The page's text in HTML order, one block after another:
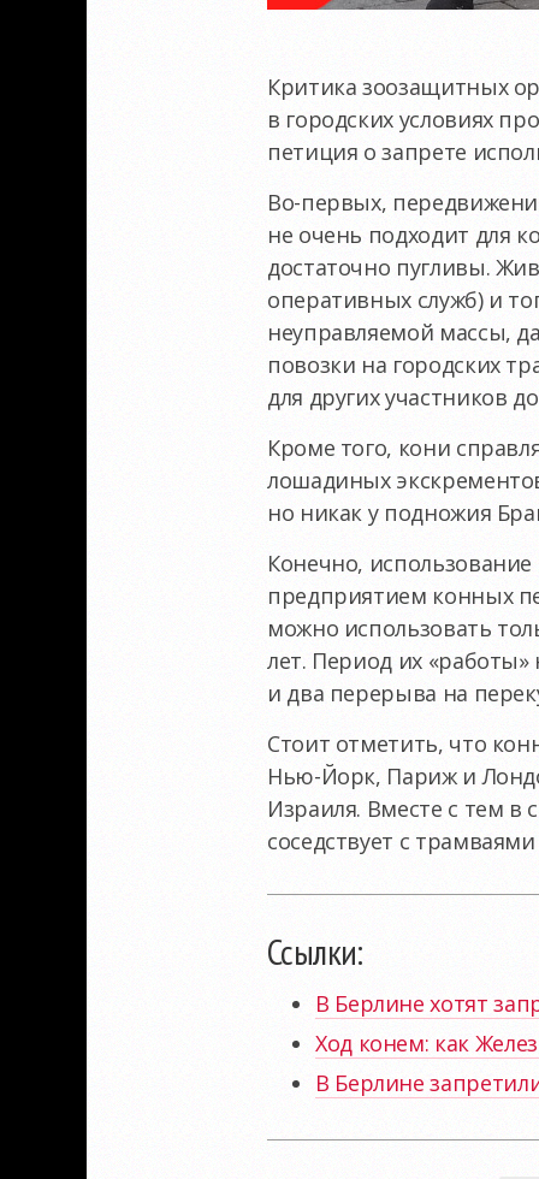
Критика зоозащитных
в городских условиях
петиция о запрете
Во-первых,
не очень подходит для
достаточно пугливы.
оперативных служб) и
неуправляемой массы,
повозки на городских
для других участников
Кроме того, кони
лошадиных
но никак у подножия
Конечно,
предприятием конных
можно использовать
лет. Период их
и два перерыва на
Стоит отметить, что
Нью-Йорк, Париж и
Израиля. Вместе с тем в
соседствует с
Ссылки:
В Берлине хотят
Ход конем: как
В Берлине